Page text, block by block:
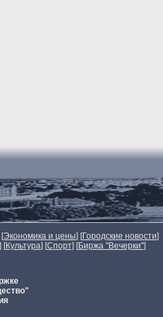
[Экономика и цены] [Городские новости]
] [Культура] [Спорт] [Биржа "Вечерки"]